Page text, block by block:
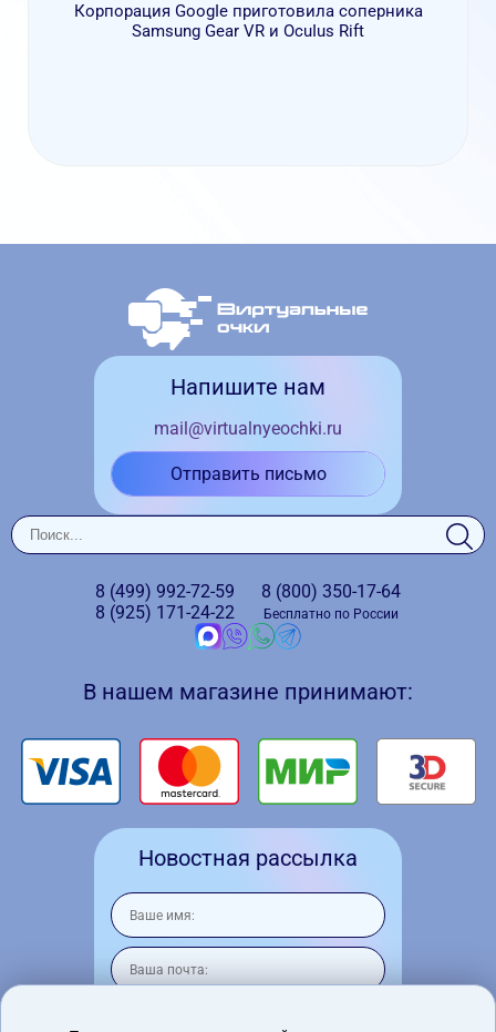
Корпорация GoogIe приготовила соперника
Samsung Gear VR и OcuIus Rift
Напишите нам
mail@virtualnyeochki.ru
Отправить письмо
8 (499) 992-72-59
8 (925) 171-24-22
8 (800) 350-17-64
Бесплатно по России
В нашем магазине принимают:
Новостная рассылка